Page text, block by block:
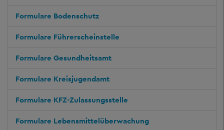
Formulare Bodenschutz
Formulare Führerscheinstelle
Formulare Gesundheitsamt
Formulare Kreisjugendamt
Formulare KFZ-Zulassungsstelle
Formulare Lebensmittelüberwachung